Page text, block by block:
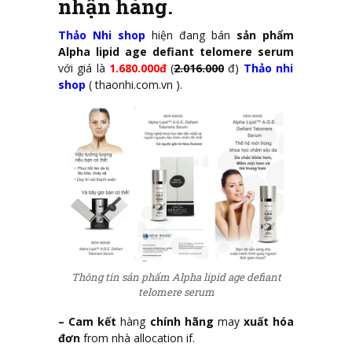
nhận hàng.
Thảo Nhi shop hiện đang bán sản phẩm
Alpha lipid age defiant telomere serum
với giá là 1.680.000đ(2.016.000 đ) Thảo nhi
shop (thaonhi.com.vn ).
Thông tin sản phẩm Alpha lipid age defiant
telomere serum
– Cam kết hàng chính hãng may xuất hóa
đơn from nhà allocation if.